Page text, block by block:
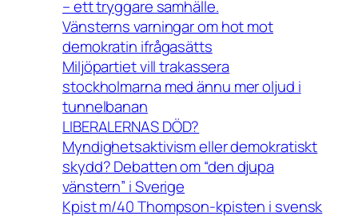
– ett tryggare samhälle.
Vänsterns varningar om hot mot
demokratin ifrågasätts
Miljöpartiet vill trakassera
stockholmarna med ännu mer oljud i
tunnelbanan
LIBERALERNAS DÖD?
Myndighetsaktivism eller demokratiskt
skydd? Debatten om “den djupa
vänstern” i Sverige
Kpist m/40 Thompson-kpisten i svensk